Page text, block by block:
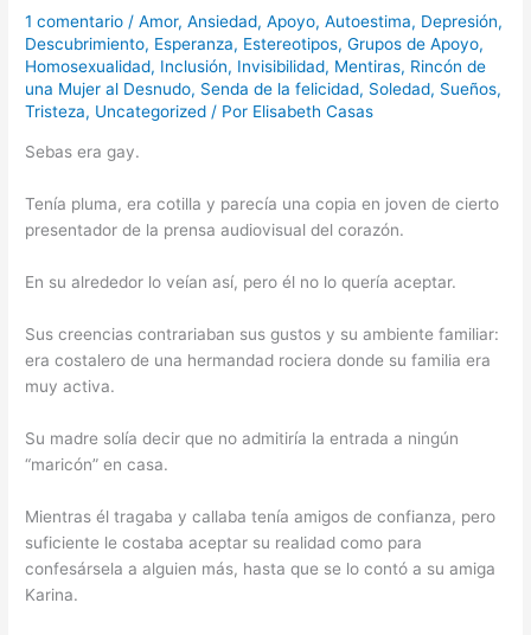
1 comentario /Amor,Ansiedad,Apoyo,Autoestima, Depresión,
Descubrimiento, Esperanza, Estereotipos,Grupos de Apoyo,
Homosexualidad, Inclusión, Invisibilidad, Mentiras, Rincón de
una Mujer al Desnudo, Senda de la felicidad, Soledad, Sueños,
Tristeza, Uncategorized / Por Elisabeth Casas
Sebas era gay.
Tenía pluma, era cotilla y parecía una copia en joven de cierto
presentador de la prensa audiovisual del corazón.
En su alrededor lo veían así, pero él no lo quería aceptar.
Sus creencias contrariaban sus gustos y su ambiente familiar:
era costalero de una hermandad rociera donde su familia era
muy activa.
Su madre solía decir que no admitiría la entrada a ningún
“maricón” en casa.
Mientras él tragaba y callaba tenía amigos de confianza, pero
suficiente le costaba aceptar su realidad como para
confesársela a alguien más, hasta que se lo contó a su amiga
Karina.